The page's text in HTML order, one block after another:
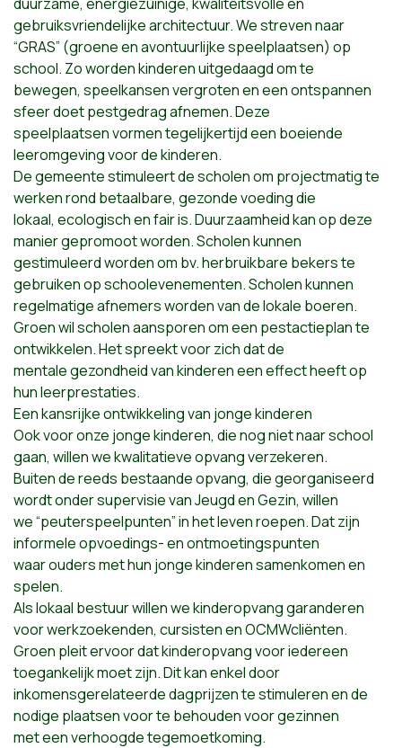
gebruiksvriendelijke architectuur. We streven naar
“GRAS” (groene en avontuurlijke speelplaatsen) op
school. Zo worden kinderen uitgedaagd om te
bewegen, speelkansen vergroten en een ontspannen
sfeer doet pestgedrag afnemen. Deze
speelplaatsen vormen tegelijkertijd een boeiende
leeromgeving voor de kinderen.
De gemeente stimuleert de scholen om projectmatig te
werken rond betaalbare, gezonde voeding die
lokaal, ecologisch en fair is. Duurzaamheid kan op deze
manier gepromoot worden. Scholen kunnen
gestimuleerd worden om bv. herbruikbare bekers te
gebruiken op schoolevenementen. Scholen kunnen
regelmatige afnemers worden van de lokale boeren.
Groen wil scholen aansporen om een pestactieplan te
ontwikkelen. Het spreekt voor zich dat de
mentale gezondheid van kinderen een effect heeft op
hun leerprestaties.
Een kansrijke ontwikkeling van jonge kinderen
Ook voor onze jonge kinderen, die nog niet naar school
gaan, willen we kwalitatieve opvang verzekeren.
Buiten de reeds bestaande opvang, die georganiseerd
wordt onder supervisie van Jeugd en Gezin, willen
we “peuterspeelpunten” in het leven roepen. Dat zijn
informele opvoedings- en ontmoetingspunten
waar ouders met hun jonge kinderen samenkomen en
spelen.
Als lokaal bestuur willen we kinderopvang garanderen
voor werkzoekenden, cursisten en OCMWcliënten.
Groen pleit ervoor dat kinderopvang voor iedereen
toegankelijk moet zijn. Dit kan enkel door
inkomensgerelateerde dagprijzen te stimuleren en de
nodige plaatsen voor te behouden voor gezinnen
met een verhoogde tegemoetkoming.